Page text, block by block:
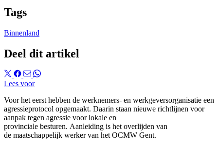
Tags
Binnenland
Deel dit artikel
Lees voor
Voor het eerst hebben de werknemers- en werkgeversorganisatie een
agressieprotocol opgemaakt. Daarin staan nieuwe richtlijnen voor
aanpak tegen agressie voor lokale en
provinciale besturen. Aanleiding is het overlijden van
de maatschappelijk werker van het OCMW Gent.